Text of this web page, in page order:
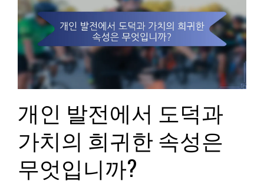
개인 발전에서 도덕과
가치의 희귀한 속성은
무엇입니까?